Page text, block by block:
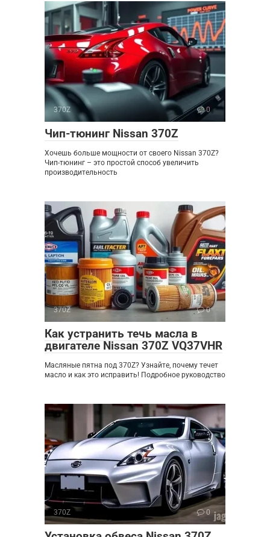
370Z 0
Чип-тюнинг Nissan 370Z
Хочешь больше мощности от своего Nissan 370Z?
Чип-тюнинг – это простой способ увеличить
производительность
370Z 0
Как устранить течь масла в
двигателе Nissan 370Z VQ37VHR
Масляные пятна под 370Z? Узнайте, почему течет
масло и как это исправить! Подробное руководство
370Z 0